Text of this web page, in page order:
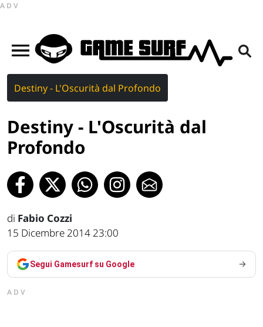
ADV
Destiny - L'Oscurità dal Profondo
Destiny - L'Oscurità dal
Profondo
di Fabio Cozzi
15 Dicembre 2014 23:00
Segui Gamesurf su Google
ADV